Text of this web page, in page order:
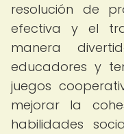
resolución de
efectiva y el
manera
educadores y
juegos
mejorar la
habilidades